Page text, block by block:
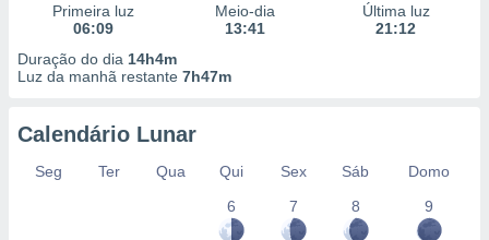
Primeira luz
06:09
Meio-dia
13:41
Última luz
21:12
Duração do dia 14h4m
Luz da manhã restante 7h47m
Calendário Lunar
Seg Ter Qua Qui Sex Sáb
Domo
6
7 8 9